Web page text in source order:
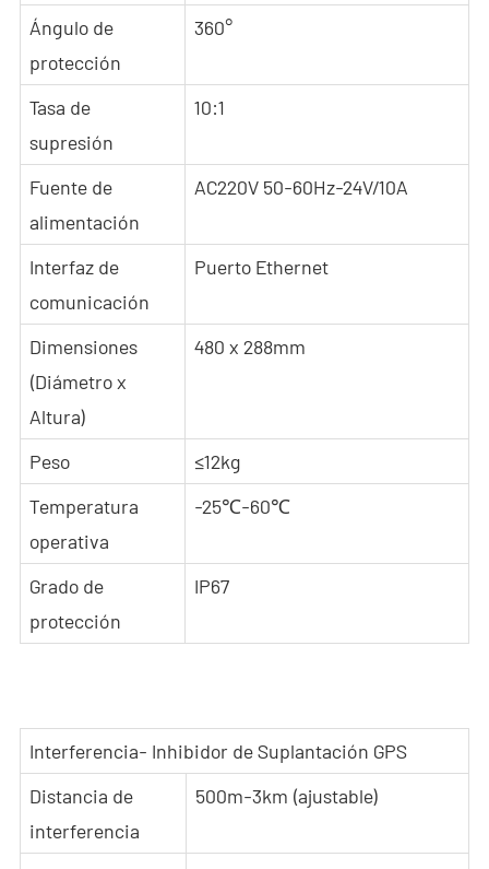
Ángulo de
protección
360°
Tasa de
supresión
10:1
Fuente de
alimentación
AC220V 50-60Hz-24V/10A
Interfaz de
comunicación
Puerto Ethernet
Dimensiones
(Diámetro x
Altura)
480 x 288mm
Peso
≤12kg
Temperatura
operativa
-25℃-60℃
Grado de
protección
IP67
Interferencia- Inhibidor de Suplantación GPS
Distancia de
interferencia
500m-3km (ajustable)